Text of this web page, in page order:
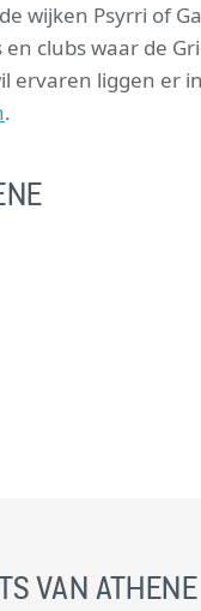
wijken Psyrri of
clubs waar de
ervaren liggen er
.
VAN ATHENE